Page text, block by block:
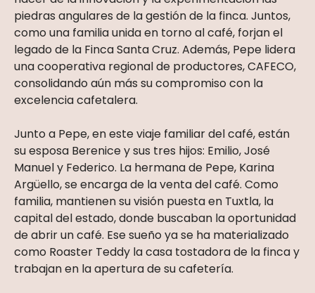
piedras angulares de la gestión de la finca. Juntos,
como una familia unida en torno al café, forjan el
legado de la Finca Santa Cruz. Además, Pepe lidera
una cooperativa regional de productores, CAFECO,
consolidando aún más su compromiso con la
excelencia cafetalera.
Junto a Pepe, en este viaje familiar del café, están
su esposa Berenice y sus tres hijos: Emilio, José
Manuel y Federico. La hermana de Pepe, Karina
Argüello, se encarga de la venta del café. Como
familia, mantienen su visión puesta en Tuxtla, la
capital del estado, donde buscaban la oportunidad
de abrir un café. Ese sueño ya se ha materializado
como Roaster Teddy la casa tostadora de la finca y
trabajan en la apertura de su cafetería.